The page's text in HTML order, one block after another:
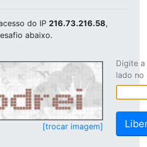
do IP 216.73.216.58,
abaixo.
[trocar imagem]
Digite
lado no